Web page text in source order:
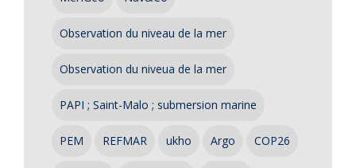
Observation du niveau de la mer
Observation du niveua de la mer
PAPI ; Saint-Malo ; submersion marine
PEM REFMAR ukho Argo COP26